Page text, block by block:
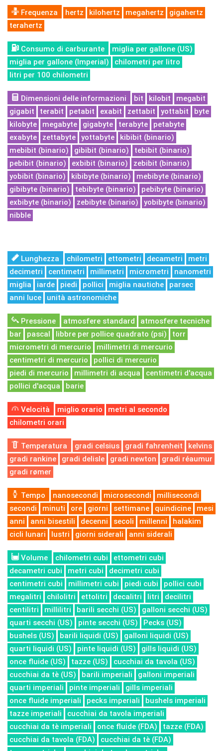
Frequenza hertz kilohertz megahertz
gigahertz
terahertz
Consumo di carburante
miglia per gallone (US)
miglia per gallone (Imperial)
chilometri per litro
litri per 100 chilometri
Dimensioni delle informazioni bit kilobit
megabit
gigabit
terabit petabit exabit zettabit yottabit
byte
kilobyte
megabyte gigabyte terabyte
petabyte
exabyte
zettabyte yottabyte
kibibit (binario)
mebibit (binario)
gibibit (binario)
tebibit (binario)
pebibit (binario)
exbibit (binario)
zebibit (binario)
yobibit (binario)
kibibyte (binario)
mebibyte (binario)
gibibyte (binario)
tebibyte (binario)
pebibyte (binario)
exbibyte (binario)
zebibyte (binario)
yobibyte (binario)
nibble
Lunghezza chilometri ettometri decametri
metri
decimetri
centimetri millimetri micrometri
nanometri
miglia
iarde piedi pollici miglia nautiche
parsec
anni luce
unità astronomiche
Pressione atmosfere standard
atmosfere tecniche
bar
pascal libbre per pollice quadrato (psi)
torr
micrometri di mercurio
millimetri di mercurio
centimetri di mercurio
pollici di mercurio
piedi di mercurio
millimetri di acqua
centimetri d'acqua
pollici d'acqua
barie
Velocità miglio orario
metri al secondo
chilometri orari
Temperatura gradi celsius gradi fahrenheit
kelvins
gradi rankine
gradi delisle gradi newton
gradi réaumur
gradi rømer
Tempo nanosecondi microsecondi
millisecondi
secondi
minuti ore giorni settimane quindicine
mesi
anni
anni bisestili decenni secoli millenni
halakim
cicli lunari
lustri giorni siderali anni siderali
Volume chilometri cubi
ettometri cubi
decametri cubi
metri cubi
decimetri cubi
centimetri cubi
millimetri cubi piedi cubi
pollici cubi
megalitri
chilolitri ettolitri decalitri litri
decilitri
centilitri
millilitri barili secchi (US)
galloni secchi (US)
quarti secchi (US)
pinte secchi (US)
Pecks (US)
bushels (US)
barili liquidi (US)
galloni liquidi (US)
quarti liquidi (US)
pinte liquidi (US)
gills liquidi (US)
once fluide (US)
tazze (US)
cucchiai da tavola (US)
cucchiai da tè (US)
barili imperiali
galloni imperiali
quarti imperiali
pinte imperiali
gills imperiali
once fluide imperiali
pecks imperiali
bushels imperiali
tazze imperiali
cucchiai da tavola imperiali
cucchiai da tè imperiali
once fluide (FDA)
tazze (FDA)
cucchiai da tavola (FDA)
cucchiai da tè (FDA)